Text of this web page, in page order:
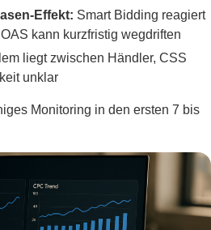
Effekt: Smart Bidding reagiert
kann kurzfristig wegdriften
liegt zwischen Händler, CSS
unklar
Monitoring in den ersten 7 bis